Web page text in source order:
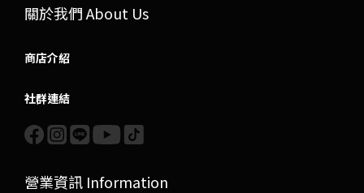
關於我們 About Us
商店介紹
社群連結
營業資訊 Information